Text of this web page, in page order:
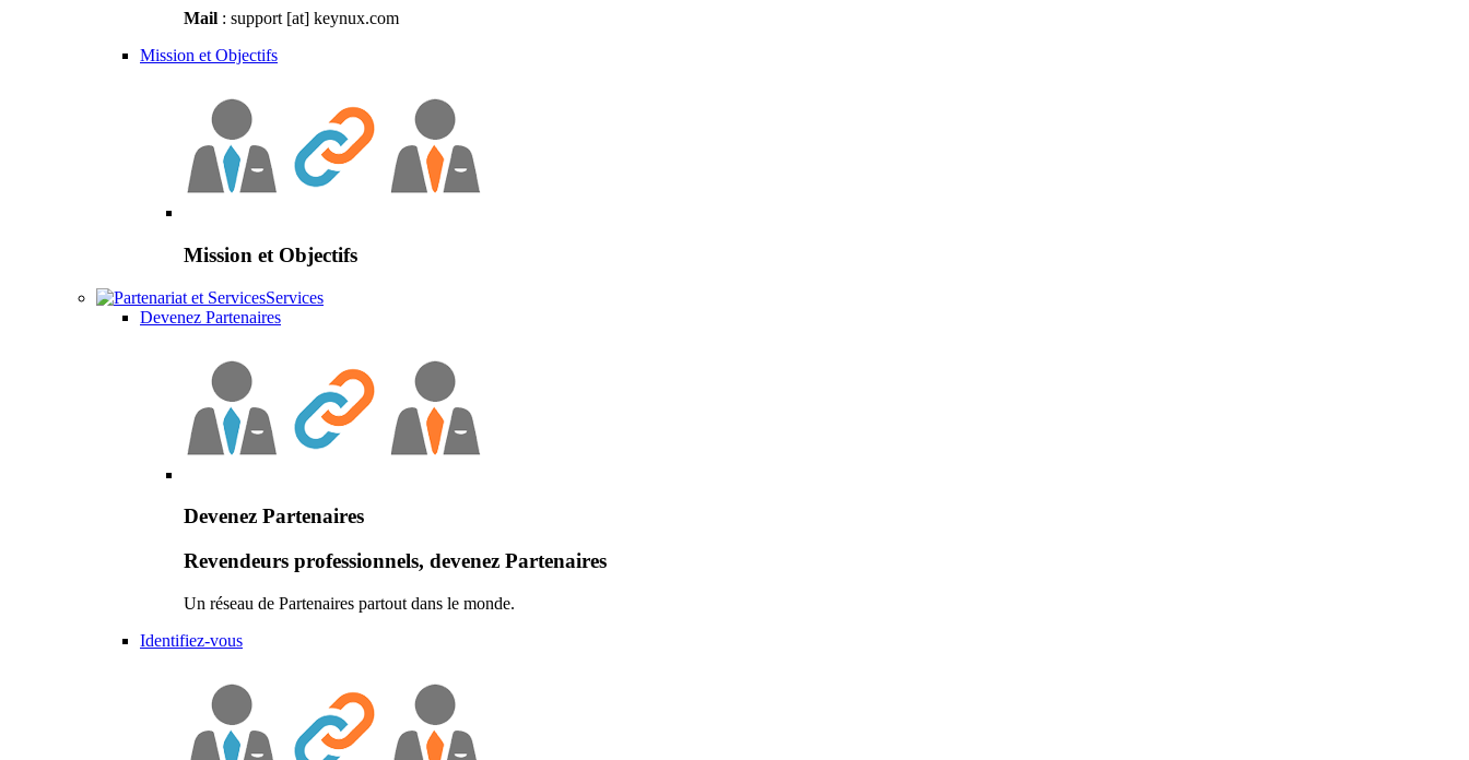
Mail : support [at] keynux.com
Mission et Objectifs
Mission et Objectifs
Services
Devenez Partenaires
Devenez Partenaires
Revendeurs professionnels, devenez Partenaires
Un réseau de Partenaires partout dans le monde.
Identifiez-vous